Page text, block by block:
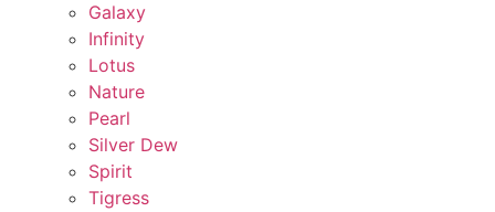
Galaxy
Infinity
Lotus
Nature
Pearl
Silver Dew
Spirit
Tigress